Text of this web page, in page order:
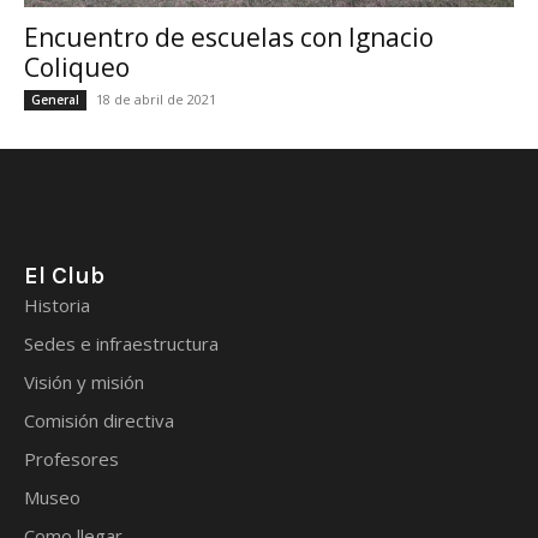
Encuentro de escuelas con Ignacio
Coliqueo
General 18 de abril de 2021
El Club
Historia
Sedes e infraestructura
Visión y misión
Comisión directiva
Profesores
Museo